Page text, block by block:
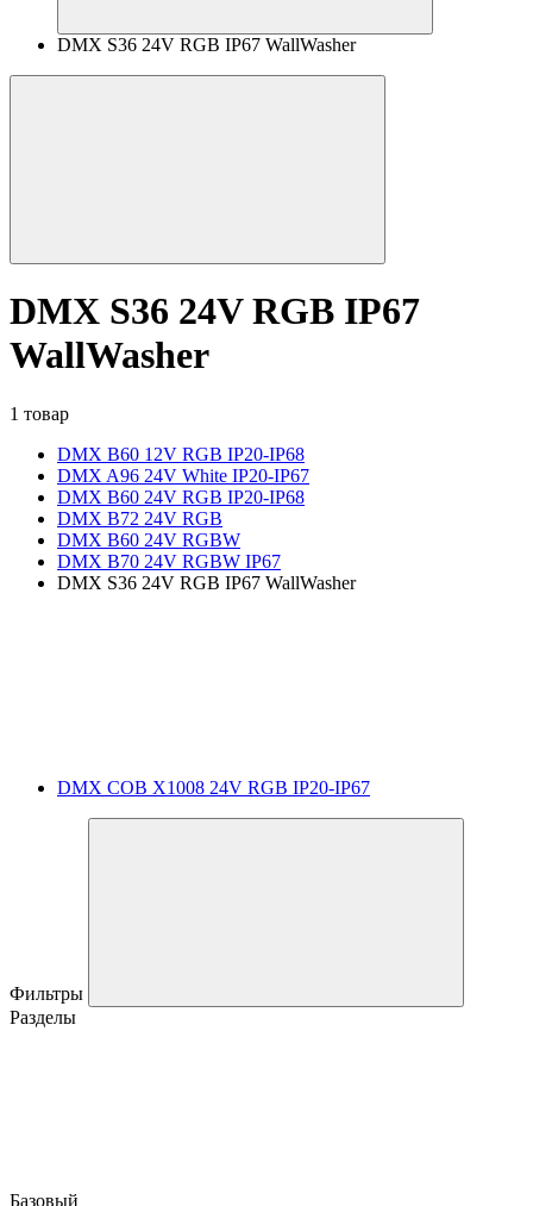
DMX S36 24V RGB IP67 WallWasher
DMX S36 24V RGB IP67
WallWasher
1 товар
DMX B60 12V RGB IP20-IP68
DMX A96 24V White IP20-IP67
DMX B60 24V RGB IP20-IP68
DMX B72 24V RGB
DMX B60 24V RGBW
DMX B70 24V RGBW IP67
DMX S36 24V RGB IP67 WallWasher
DMX COB X1008 24V RGB IP20-IP67
Фильтры
Разделы
Базовый